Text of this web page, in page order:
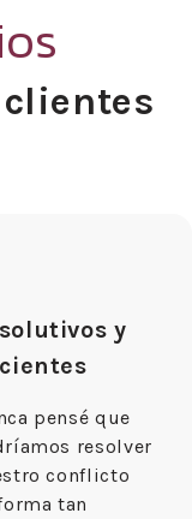
y
pensé que
resolver
conflicto
tan